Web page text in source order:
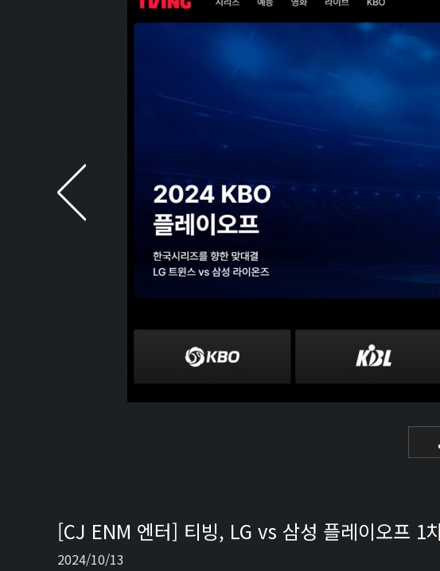
[CJ ENM 엔터] 티빙, LG vs 삼성 플레이오프 1
2024/10/13